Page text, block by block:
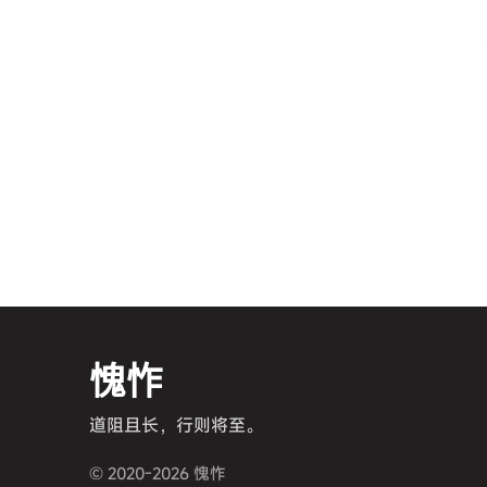
愧怍
道阻且长，行则将至。
© 2020-2026 愧怍